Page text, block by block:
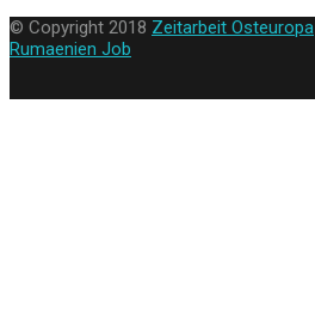
© Copyright 2018 Zeitarbeit Osteuropa
Rumaenien Job